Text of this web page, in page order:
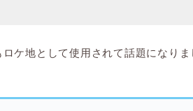
ケ地として使用されて話題になりま